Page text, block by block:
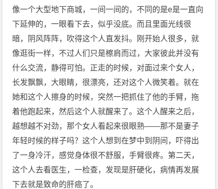
像一个大型地下商城，一间一间的，不同的是e是一直向
下延伸的，一眼看下去，似乎没底。而且里面光线很
暗，阴风阵阵，吹得这个人直发抖。刚开始人很多，就
像逛街一样，不过人们只是檫肩而过，大家彼此并没有
什么交流，静得可怕。正走的时候，对面过来个女人，
长发飘飘，大眼睛，很漂亮，还对这个人微笑着。就在
她和这个人擦身的时候，突然一把抓住了他的手臂，拖
着他跑起来，然后这个人就醒来了。这个人醒来之后，
越想越不对劲，那个女人看起来很眼熟——那不是妻子
年轻时候的样子吗？这个人想到在梦中到阴间，吓得出
了一身冷汗，感觉身体很不舒服，手臂很疼。第二天，
这个人去看医生，一检查，发现是肝硬化，病情再发展
下去就是致命的肝癌了。